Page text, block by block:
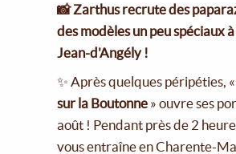
📸 Zarthus recrute des
des modèles un peu spéciaux
Jean-d'Angély !
✨ Après quelques péripéties,
sur la Boutonne » ouvre ses
août ! Pendant près de 2
vous entraîne en Charente-